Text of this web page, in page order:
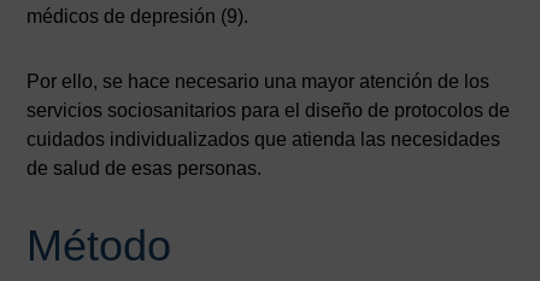
médicos de depresión (9).
Por ello, se hace necesario una mayor atención de los
servicios sociosanitarios para el diseño de protocolos de
cuidados individualizados que atienda las necesidades
de salud de esas personas.
Método